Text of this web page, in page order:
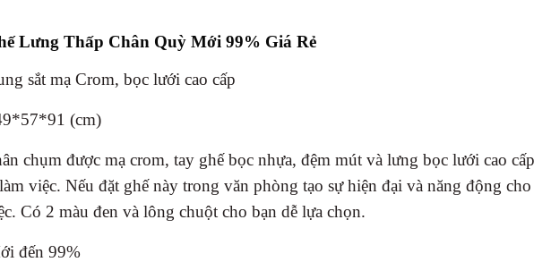
Lưng Thấp Chân Quỳ Mới 99% Giá Rẻ
sắt mạ Crom, bọc lưới cao cấp
(cm)
chụm được mạ crom, tay ghế bọc nhựa, đệm mút và lưng bọc lưới cao
việc. Nếu đặt ghế này trong văn phòng tạo sự hiện đại và năng động
Có 2 màu đen và lông chuột cho bạn dễ lựa chọn.
đến 99%